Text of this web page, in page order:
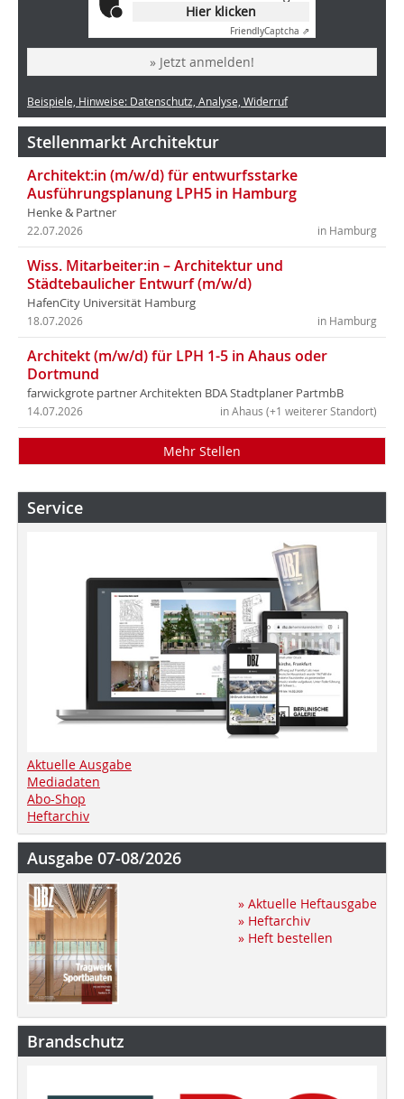
Hier klicken
FriendlyCaptcha ⇗
» Jetzt anmelden!
Beispiele, Hinweise: Datenschutz, Analyse, Widerruf
Stellenmarkt Architektur
Architekt:in (m/w/d) für entwurfsstarke
Ausführungsplanung LPH5 in Hamburg
Henke & Partner
in Hamburg
22.07.2026
Wiss. Mitarbeiter:in – Architektur und
Städtebaulicher Entwurf (m/w/d)
HafenCity Universität Hamburg
in Hamburg
18.07.2026
Architekt (m/w/d) für LPH 1-5 in Ahaus oder
Dortmund
farwickgrote partner Architekten BDA Stadtplaner PartmbB
in Ahaus (+1 weiterer Standort)
14.07.2026
Mehr Stellen
Service
Aktuelle Ausgabe
Mediadaten
Abo-Shop
Heftarchiv
Ausgabe 07-08/2026
» Aktuelle Heftausgabe
» Heftarchiv
» Heft bestellen
Brandschutz